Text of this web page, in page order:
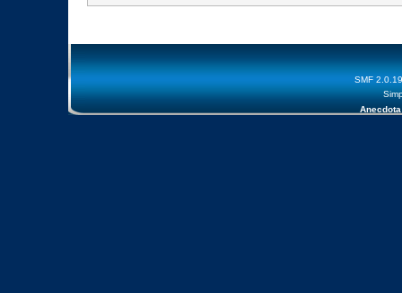
SMF 2.0.19
Anecdota